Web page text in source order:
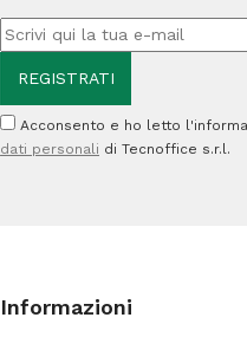
Acconsento e ho letto
dati personali di Tecnoffice s.r.l.
Informazioni